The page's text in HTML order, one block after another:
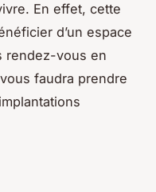
En effet, cette
d’un espace
rendez-vous en
faudra prendre